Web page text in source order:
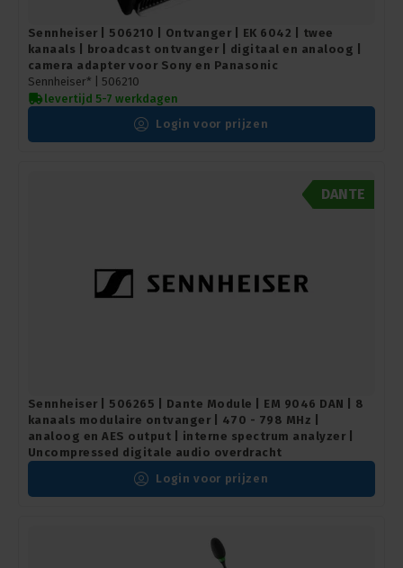
Sennheiser | 506210 | Ontvanger | EK 6042 | twee
kanaals | broadcast ontvanger | digitaal en analoog |
camera adapter voor Sony en Panasonic
Sennheiser* | 506210
levertijd 5-7 werkdagen
Login voor prijzen
DANTE
Sennheiser | 506265 | Dante Module | EM 9046 DAN | 8
kanaals modulaire ontvanger | 470 - 798 MHz |
analoog en AES output | interne spectrum analyzer |
Uncompressed digitale audio overdracht
Login voor prijzen